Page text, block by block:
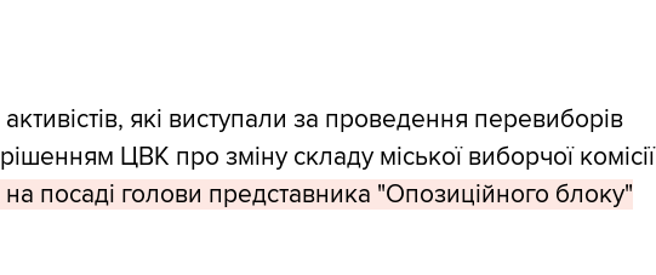
які виступали за проведення перевиборів
ЦВК про зміну складу міської виборчої комісії
посаді голови представника "Опозиційного блоку"